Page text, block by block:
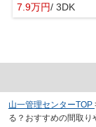
7.9万円/ 3DK
山一管理センターTOP
る？おすすめの間取り